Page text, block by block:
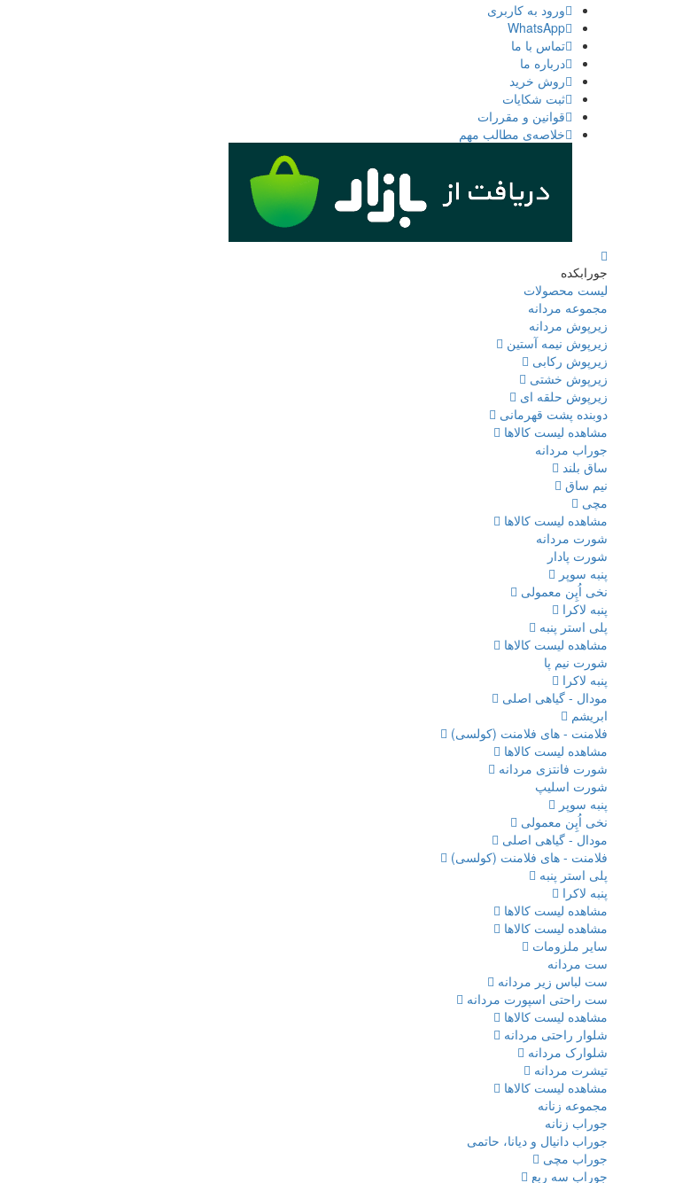
ورود به كاربری
WhatsApp
تماس با ما
درباره ما
روش خرید
ثبت شكايات
قوانین و مقررات
خلاصه‌ی مطالب مهم
جورابکده
لیست محصولات
مجموعه مردانه
زیرپوش مردانه
زیرپوش نیمه آستین
زیرپوش رکابی
زیرپوش خشتی
زیرپوش حلقه ای
دوبنده پشت قهرمانی
مشاهده لیست کالاها
جوراب مردانه
ساق بلند
نیم ساق
مچی
مشاهده لیست کالاها
شورت مردانه
شورت پادار
پنبه سوپر
نخی اُپِن معمولی
پنبه لاکرا
پلی استر پنبه
مشاهده لیست کالاها
شورت نیم پا
پنبه لاکرا
مودال - گیاهی اصلی
ابریشم
فلامنت - های فلامنت (کولسی)
مشاهده لیست کالاها
شورت فانتزی مردانه
شورت اسلیپ
پنبه سوپر
نخی اُپِن معمولی
مودال - گیاهی اصلی
فلامنت - های فلامنت (کولسی)
پلی استر پنبه
پنبه لاکرا
مشاهده لیست کالاها
مشاهده لیست کالاها
سایر ملزومات
ست مردانه
ست لباس زیر مردانه
ست راحتی اسپورت مردانه
مشاهده لیست کالاها
شلوار راحتی مردانه
شلوارک مردانه
تیشرت مردانه
مشاهده لیست کالاها
مجموعه زنانه
جوراب زنانه
جوراب دانیال و دیانا، حاتمی
جوراب مچی
جوراب سه ربع